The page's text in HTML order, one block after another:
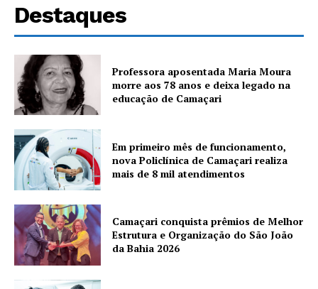
Destaques
Professora aposentada Maria Moura
morre aos 78 anos e deixa legado na
educação de Camaçari
Em primeiro mês de funcionamento,
nova Policlínica de Camaçari realiza
mais de 8 mil atendimentos
Camaçari conquista prêmios de Melhor
Estrutura e Organização do São João
da Bahia 2026